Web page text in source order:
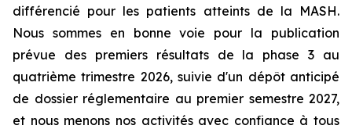
différencié pour les patients atteints de la MASH.
Nous sommes en bonne voie pour la publication
prévue des premiers résultats de la phase 3 au
quatrième trimestre 2026, suivie d'un dépôt anticipé
de dossier réglementaire au premier semestre 2027,
et nous menons nos activités avec confiance à tous